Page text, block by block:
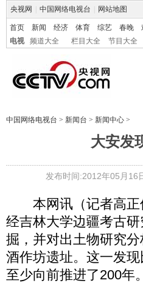
央视网 中国网络电视台 网站地图
首页 新闻 经济 体育 综艺 春晚
电视
频道大全 栏目大全 节目大全
中国网络电视台 > 新闻台 > 新闻中心 >
大安发
发布时间:2012年05月16
本网讯（记者高正
经吉林大学边疆考古
掘，并对出土物研究
酒作坊遗址。这一发
至少向前推进了200年。